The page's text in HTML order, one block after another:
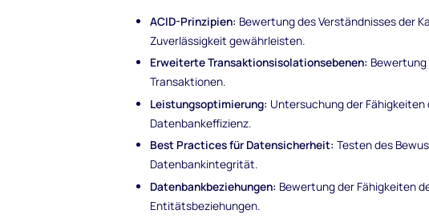
ACID-Prinzipien: Bewertung des Verständnisses der
Zuverlässigkeit gewährleisten.
Erweiterte Transaktionsisolationsebenen: Bewertung
Transaktionen.
Leistungsoptimierung: Untersuchung der
Datenbankeffizienz.
Best Practices für Datensicherheit: Testen des
Datenbankintegrität.
Datenbankbeziehungen: Bewertung der Fähigkeiten
Entitätsbeziehungen.